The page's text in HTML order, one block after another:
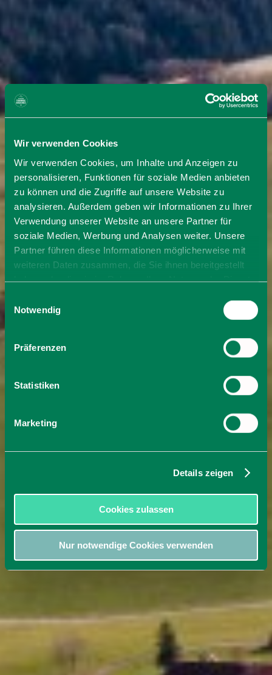
Wir verwenden Cookies
Wir verwenden Cookies, um Inhalte und Anzeigen zu
personalisieren, Funktionen für soziale Medien anbieten
zu können und die Zugriffe auf unsere Website zu
analysieren. Außerdem geben wir Informationen zu Ihrer
Verwendung unserer Website an unsere Partner für
soziale Medien, Werbung und Analysen weiter. Unsere
Partner führen diese Informationen möglicherweise mit
weiteren Daten zusammen, die Sie ihnen bereitgestellt
haben oder die sie im Rahmen Ihrer Nutzung der Dienste
Cookies, wenn Sie unsere Webseite weiterhin nutzen.
Notwendig
Präferenzen
Statistiken
Marketing
Details zeigen
Cookies zulassen
Nur notwendige Cookies verwenden